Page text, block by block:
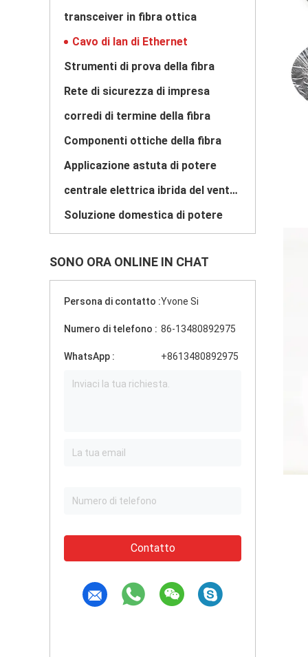
transceiver in fibra ottica
Cavo di lan di Ethernet
Strumenti di prova della fibra
Rete di sicurezza di impresa
corredi di termine della fibra
Componenti ottiche della fibra
Applicazione astuta di potere
centrale elettrica ibrida del vento solare
Soluzione domestica di potere
SONO ORA ONLINE IN CHAT
Persona di contatto :Yvone Si
Numero di telefono : 86-13480892975
WhatsApp : +8613480892975
Contatto